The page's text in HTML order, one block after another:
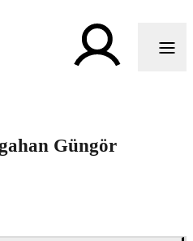
Güngör